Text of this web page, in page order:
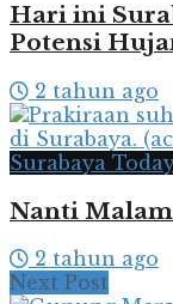
Hari ini
Potensi
2 tahun ago
Surabaya
Nanti
2 tahun ago
Next Post